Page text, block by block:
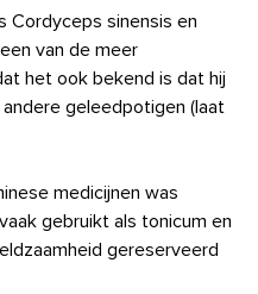
Cordyceps sinensis en
van de meer
het ook bekend is dat hij
geleedpotigen (laat
medicijnen was
gebruikt als tonicum en
gereserveerd